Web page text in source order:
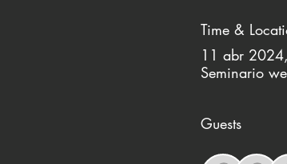
Time &
11 abr
Seminario
Guests